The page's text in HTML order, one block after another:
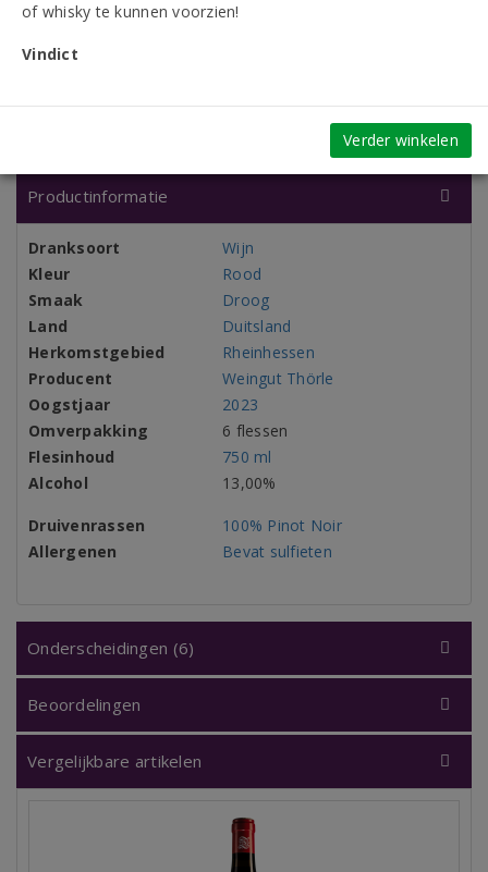
Vindict
Productinformatie
Dranksoort
Wijn
Kleur
Rood
Smaak
Droog
Land
Duitsland
Herkomstgebied
Rheinhessen
Producent
Weingut Thörle
Oogstjaar
2023
Omverpakking
6 flessen
Flesinhoud
750 ml
Alcohol
13,00%
Druivenrassen
100% Pinot Noir
Allergenen
Bevat sulfieten
Onderscheidingen (6)
Beoordelingen
Vergelijkbare artikelen
of whisky te kunnen voorzien!
Vindict
Verder winkelen